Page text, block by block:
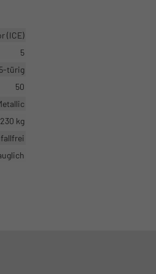
(ICE)
5
5-türig
50
kg